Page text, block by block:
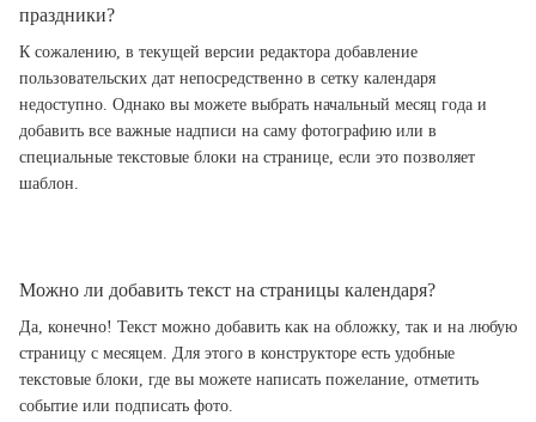
праздники?
К сожалению, в текущей версии редактора добавление
пользовательских дат непосредственно в сетку календаря
недоступно. Однако вы можете выбрать начальный месяц года и
добавить все важные надписи на саму фотографию или в
специальные текстовые блоки на странице, если это позволяет
шаблон.
Можно ли добавить текст на страницы календаря?
Да, конечно! Текст можно добавить как на обложку, так и на любую
страницу с месяцем. Для этого в конструкторе есть удобные
текстовые блоки, где вы можете написать пожелание, отметить
событие или подписать фото.